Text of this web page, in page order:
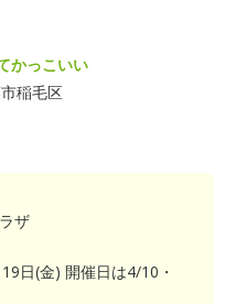
かっこいい
稲毛区
ザ
日(金) 開催日は4/10・